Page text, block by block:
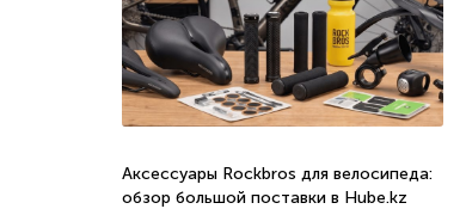
Аксессуары Rockbros для велосипеда:
обзор большой поставки в Hube.kz